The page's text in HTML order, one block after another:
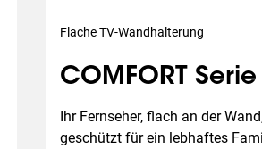
Flache TV-Wandhalterung
COMFORT Serie
Ihr Fernseher, flach an der
geschützt für ein lebhaftes